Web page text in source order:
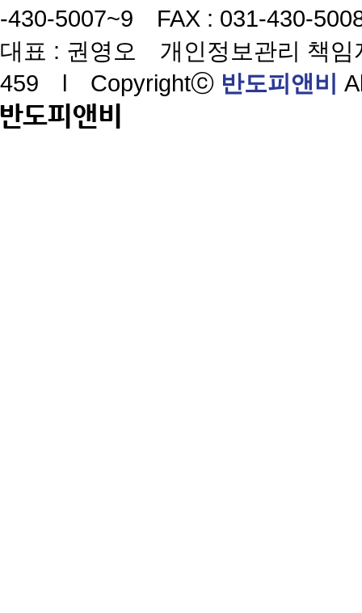
-430-5007~9 FAX : 031-430-
대표 : 권영오 개인정보관리 책
459 l Copyrightⓒ 반도피앤비